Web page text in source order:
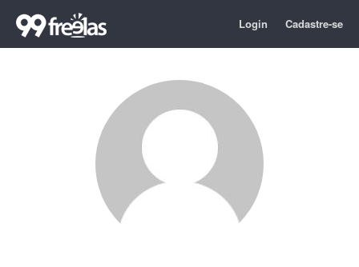
Login Cadastre-se